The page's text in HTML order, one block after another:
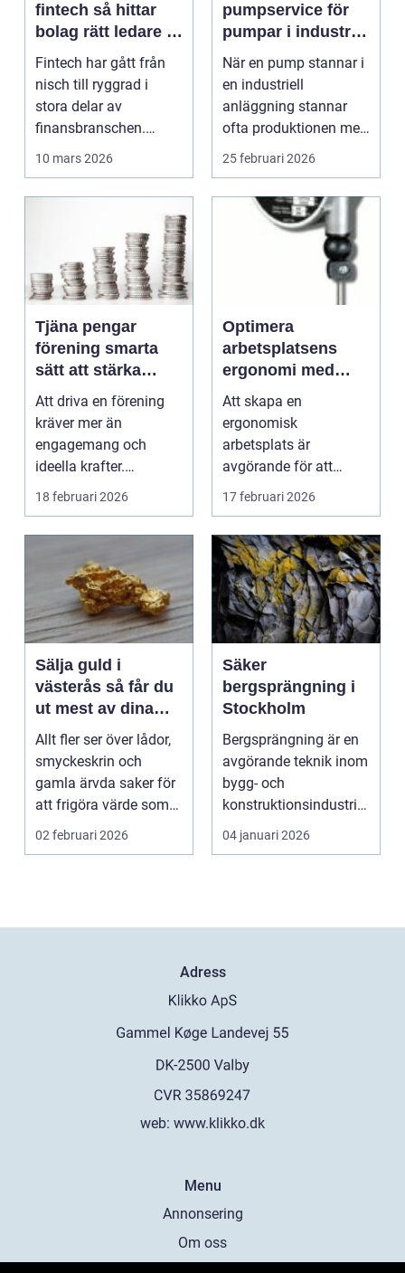
fintech så hittar
bolag rätt ledare i
en reglerad
tillväxtbransch
Fintech har gått från
nisch till ryggrad i
stora delar av
finansbranschen.
Bolag bygger nya
10 mars 2026
pumpservice för
pumpar i industrin
– så undviker du
kostsamma
driftstopp
När en pump stannar i
en industriell
anläggning stannar
ofta produktionen med
den. Fö...
25 februari 2026
Tjäna pengar
förening smarta
sätt att stärka
kassan utan
krångel
Att driva en förening
kräver mer än
engagemang och
ideella krafter.
Träningshallar ska
18 februari 2026
Optimera
arbetsplatsens
ergonomi med
balansblock
Att skapa en
ergonomisk
arbetsplats är
avgörande för att
främja hälsa och v...
17 februari 2026
Sälja guld i
västerås så får du
ut mest av dina
smycken och mynt
Allt fler ser över lådor,
smyckeskrin och
gamla ärvda saker för
att frigöra värde som
bara ligger he...
02 februari 2026
Säker
bergsprängning i
Stockholm
Bergsprängning är en
avgörande teknik inom
bygg- och
konstruktionsindustrin.
Den anv&...
04 januari 2026
Adress
web: www.klikko.dk
Menu
Annonsering
Om oss